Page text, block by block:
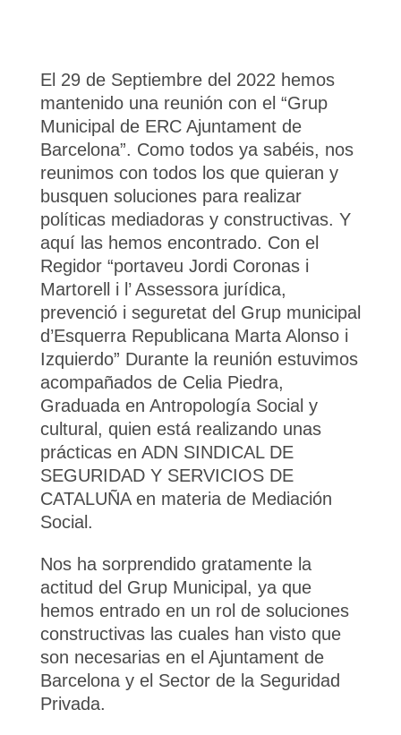
El 29 de Septiembre del 2022 hemos
mantenido una reunión con el “Grup
Municipal de ERC Ajuntament de
Barcelona”. Como todos ya sabéis, nos
reunimos con todos los que quieran y
busquen soluciones para realizar
políticas mediadoras y constructivas. Y
aquí las hemos encontrado. Con el
Regidor “portaveu Jordi Coronas i
Martorell i l’ Assessora jurídica,
prevenció i seguretat del Grup municipal
d’Esquerra Republicana Marta Alonso i
Izquierdo” Durante la reunión estuvimos
acompañados de Celia Piedra,
Graduada en Antropología Social y
cultural, quien está realizando unas
prácticas en ADN SINDICAL DE
SEGURIDAD Y SERVICIOS DE
CATALUÑA en materia de Mediación
Social.
Nos ha sorprendido gratamente la
actitud del Grup Municipal, ya que
hemos entrado en un rol de soluciones
constructivas las cuales han visto que
son necesarias en el Ajuntament de
Barcelona y el Sector de la Seguridad
Privada.